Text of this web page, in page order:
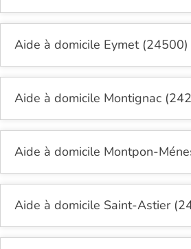
Aide à domicile Eymet (24500)
Aide à domicile Montignac
Aide à domicile Montpon-
Aide à domicile Saint-Astier